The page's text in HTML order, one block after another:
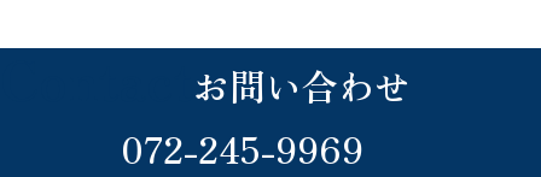
お問い合わせ
072-245-9969